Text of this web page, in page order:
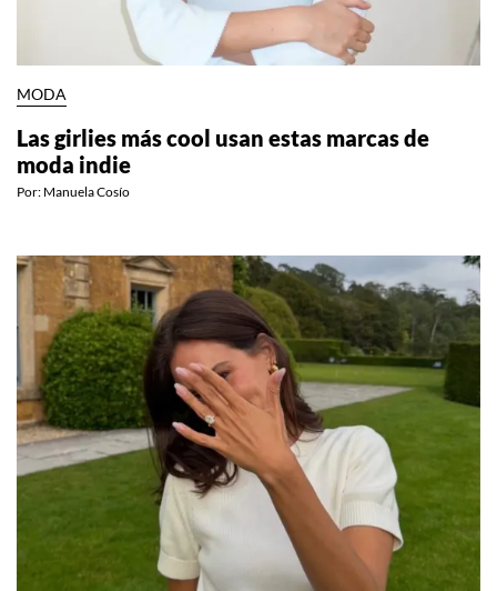
MODA
Las girlies más cool usan estas marcas de
moda indie
Por: Manuela Cosío